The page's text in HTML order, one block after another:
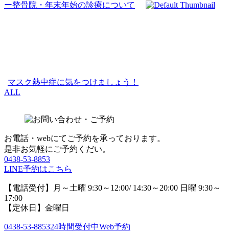
ー整骨院・年末年始の診療について
マスク熱中症に気をつけましょう！
ALL
お電話・webにてご予約を承っております。
是非お気軽にご予約くだい。
0438-53-8853
LINE予約はこちら
【電話受付】月～土曜 9:30～12:00/ 14:30～20:00 日曜 9:30～
17:00
【定休日】金曜日
0438-53-885324時間受付中Web予約